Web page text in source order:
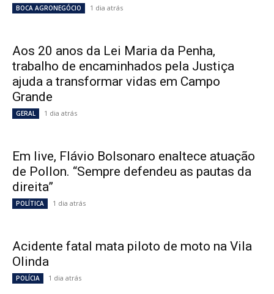
BOCA AGRONEGÓCIO 1 dia atrás
Aos 20 anos da Lei Maria da Penha,
trabalho de encaminhados pela Justiça
ajuda a transformar vidas em Campo
Grande
GERAL 1 dia atrás
Em live, Flávio Bolsonaro enaltece atuação
de Pollon. “Sempre defendeu as pautas da
direita”
POLÍTICA 1 dia atrás
Acidente fatal mata piloto de moto na Vila
Olinda
POLÍCIA 1 dia atrás